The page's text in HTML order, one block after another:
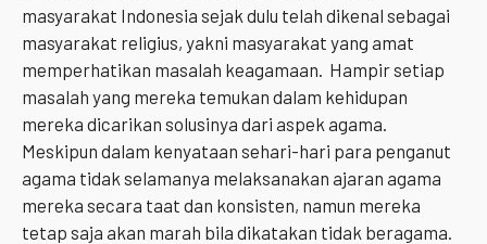
masyarakat Indonesia sejak dulu telah dikenal sebagai
masyarakat religius, yakni masyarakat yang amat
memperhatikan masalah keagamaan. Hampir setiap
masalah yang mereka temukan dalam kehidupan
mereka dicarikan solusinya dari aspek agama.
Meskipun dalam kenyataan sehari-hari para penganut
agama tidak selamanya melaksanakan ajaran agama
mereka secara taat dan konsisten, namun mereka
tetap saja akan marah bila dikatakan tidak beragama.